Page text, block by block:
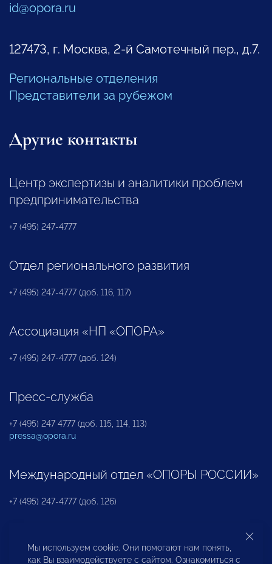
id@opora.ru
127473, г. Москва, 2-й Самотечный пер., д.7.
Региональные отделения
Представители за рубежом
Другие контакты
Центр экспертизы и аналитики проблем
предпринимательства
+7 (495) 247-4777
Отдел регионального развития
+7 (495) 247-4777 (доб. 116, 117)
Ассоциация «НП «ОПОРА»
+7 (495) 247-4777 (доб. 124)
Пресс-служба
+7 (495) 247 4777 (доб. 115, 114, 113)
pressa@opora.ru
Международный отдел «ОПОРЫ РОССИИ»
+7 (495) 247-4777 (доб. 126)
Бюро по защите прав предпринимателей и
инвесторов
Мы используем cookie. Они помогают нам понять,
как Вы взаимодействуете с сайтом. Ознакомиться с